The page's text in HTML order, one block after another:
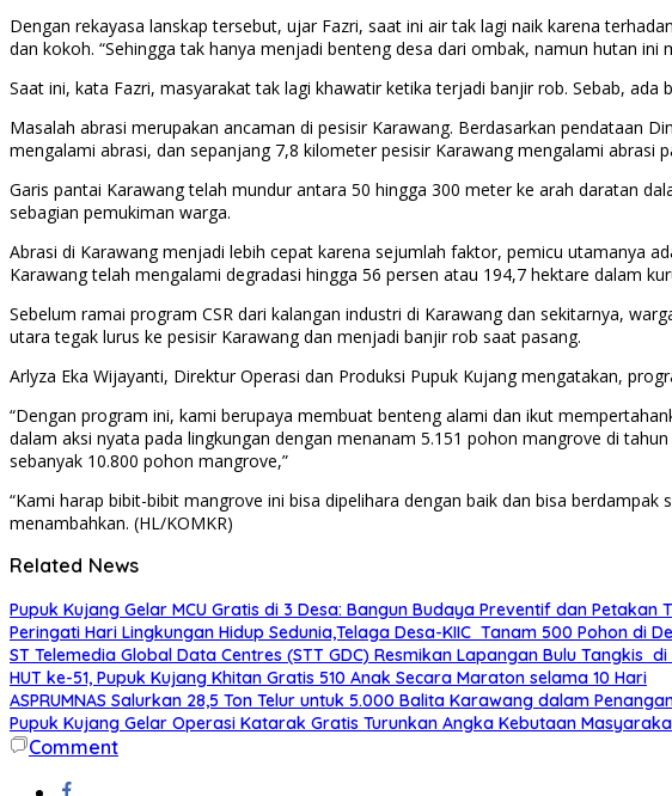
Dengan rekayasa lanskap tersebut, ujar Fazri, saat ini air tak lagi naik karena
dan kokoh. “Sehingga tak hanya menjadi benteng desa dari ombak, namun hutan
Saat ini, kata Fazri, masyarakat tak lagi khawatir ketika terjadi banjir rob. Sebab, ada
Masalah abrasi merupakan ancaman di pesisir Karawang. Berdasarkan pendataan
mengalami abrasi, dan sepanjang 7,8 kilometer pesisir Karawang mengalami abrasi
Garis pantai Karawang telah mundur antara 50 hingga 300 meter ke arah daratan
sebagian pemukiman warga.
Abrasi di Karawang menjadi lebih cepat karena sejumlah faktor, pemicu utamanya
Karawang telah mengalami degradasi hingga 56 persen atau 194,7 hektare dalam
Sebelum ramai program CSR dari kalangan industri di Karawang dan sekitarnya,
utara tegak lurus ke pesisir Karawang dan menjadi banjir rob saat pasang.
Arlyza Eka Wijayanti, Direktur Operasi dan Produksi Pupuk Kujang mengatakan,
“Dengan program ini, kami berupaya membuat benteng alami dan ikut
dalam aksi nyata pada lingkungan dengan menanam 5.151 pohon mangrove di
sebanyak 10.800 pohon mangrove,”
“Kami harap bibit-bibit mangrove ini bisa dipelihara dengan baik dan bisa
menambahkan. (HL/KOMKR)
Related News
Pupuk Kujang Gelar MCU Gratis di 3 Desa: Bangun Budaya Preventif dan Petakan
Peringati Hari Lingkungan Hidup Sedunia,Telaga Desa-KIIC Tanam 500 Pohon di
ST Telemedia Global Data Centres (STT GDC) Resmikan Lapangan Bulu Tangkis
HUT ke-51, Pupuk Kujang Khitan Gratis 510 Anak Secara Maraton selama 10 Hari
ASPRUMNAS Salurkan 28,5 Ton Telur untuk 5.000 Balita Karawang dalam
Pupuk Kujang Gelar Operasi Katarak Gratis Turunkan Angka Kebutaan
Comment